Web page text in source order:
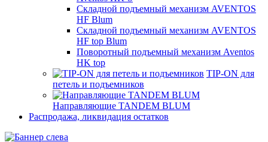
Складной подъемный механизм AVENTOS
HF Blum
Складной подъемный механизм AVENTOS
HF top Blum
Поворотный подъемный механизм Aventos
HK top
TIP-ON для
петель и подъемников
Направляющие TANDEM BLUM
Распродажа, ликвидация остатков